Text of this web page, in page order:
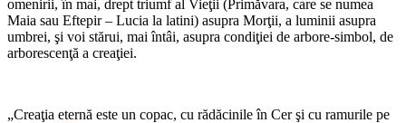
omenirii, în mai, drept triumf al Vieţii (Primăvara, care se numea
Maia sau Eftepir – Lucia la latini) asupra Morţii, a luminii asupra
umbrei, şi voi stărui, mai întâi, asupra condiţiei de arbore-simbol, de
arborescenţă a creaţiei.
„Creaţia eternă este un copac, cu rădăcinile în Cer şi cu ramurile pe